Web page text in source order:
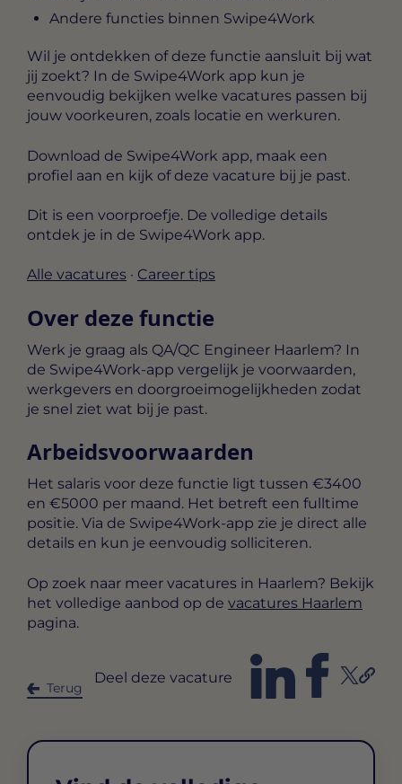
Andere functies binnen Swipe4Work
Wil je ontdekken of deze functie aansluit bij wat
jij zoekt? In de Swipe4Work app kun je
eenvoudig bekijken welke vacatures passen bij
jouw voorkeuren, zoals locatie en werkuren.
Download de Swipe4Work app, maak een
profiel aan en kijk of deze vacature bij je past.
Dit is een voorproefje. De volledige details
ontdek je in de Swipe4Work app.
Alle vacatures · Career tips
Over deze functie
Werk je graag als QA/QC Engineer Haarlem? In
de Swipe4Work-app vergelijk je voorwaarden,
werkgevers en doorgroeimogelijkheden zodat
je snel ziet wat bij je past.
Arbeidsvoorwaarden
Het salaris voor deze functie ligt tussen €3400
en €5000 per maand. Het betreft een fulltime
positie. Via de Swipe4Work-app zie je direct alle
details en kun je eenvoudig solliciteren.
Op zoek naar meer vacatures in Haarlem? Bekijk
het volledige aanbod op de vacatures Haarlem
pagina.
Terug
Deel deze vacature